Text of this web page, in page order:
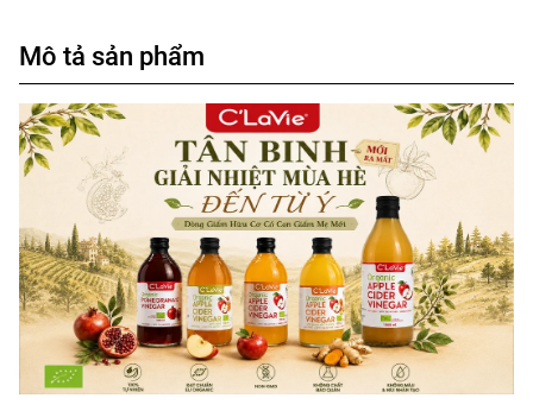
Mô tả sản phẩm